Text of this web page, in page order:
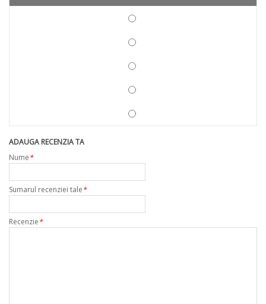
ADAUGA RECENZIA TA
Nume*
Sumarul recenziei tale*
Recenzie*